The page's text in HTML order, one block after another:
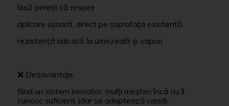
lasă pereții să respire
aplicare ușoară, direct pe suprafața existentă
rezistență ridicată la umezeală și vapori
❌ Dezavantaje:
fiind un sistem inovator, mulți meșteri încă nu îl
cunosc suficient (dar se adaptează rapid).